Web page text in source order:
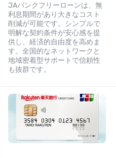
JAバンクフリーローンは、無
利息期間があり大きなコスト
削減が可能です。シンプルで
明解な契約条件が安心感を提
供し、経済的自由度を高めま
す。全国的なネットワークと
地域密着型サポートで信頼性
も抜群です。